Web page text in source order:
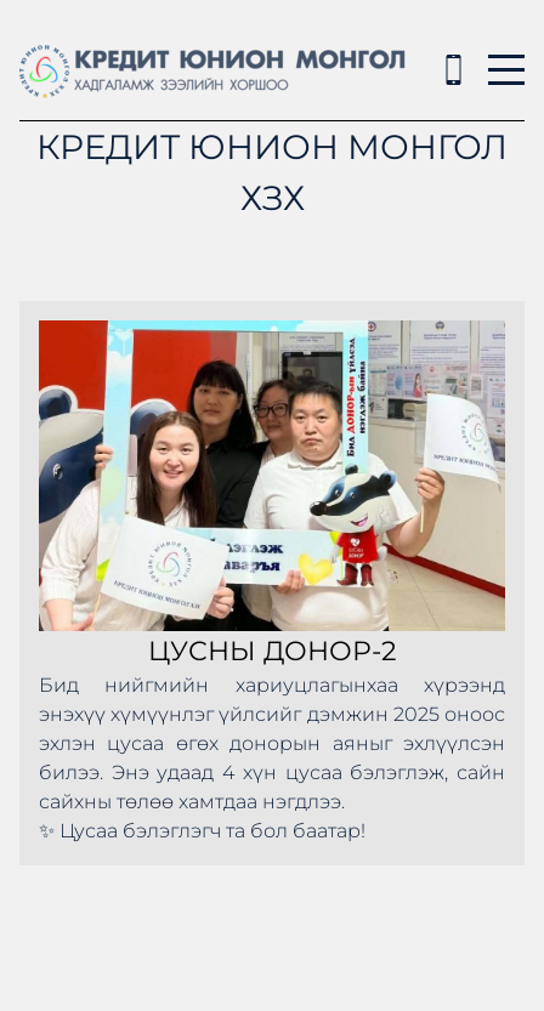
КРЕДИТ ЮНИОН МОНГОЛ
ХЗХ
ЦУСНЫ ДОНОР-2
Бид нийгмийн хариуцлагынхаа хүрээнд
энэхүү хүмүүнлэг үйлсийг дэмжин 2025 оноос
эхлэн цусаа өгөх донорын аяныг эхлүүлсэн
билээ. Энэ удаад 4 хүн цусаа бэлэглэж, сайн
сайхны төлөө хамтдаа нэгдлээ.
✨ Цусаа бэлэглэгч та бол баатар!